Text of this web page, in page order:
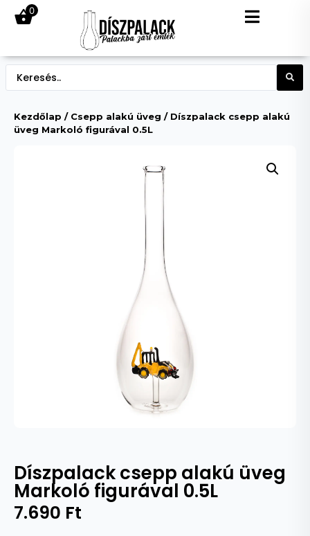
0
Kezdőlap / Csepp alakú üveg / Díszpalack csepp alakú
üveg Markoló figurával 0.5L
Díszpalack csepp alakú üveg
Markoló figurával 0.5L
7.690 Ft